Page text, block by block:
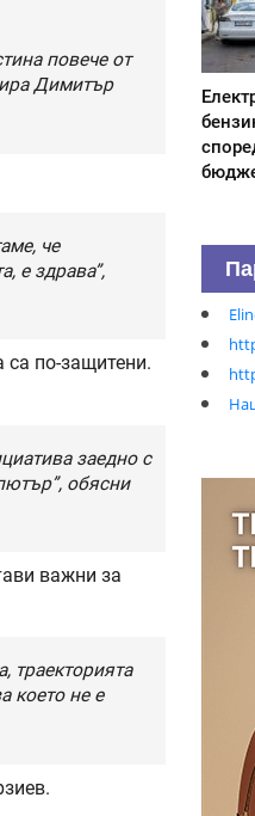
повече от
Димитър
че
е здрава”,
са по-защитени.
заедно с
обясни
важни за
траекторията
което не е